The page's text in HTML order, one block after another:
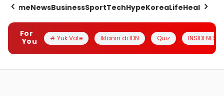
HomeNewsBusinessSportTechHypeKoreaLifeHealth
For
You
# Yuk Vote Iklanin di IDN Quiz INSIDENESIA